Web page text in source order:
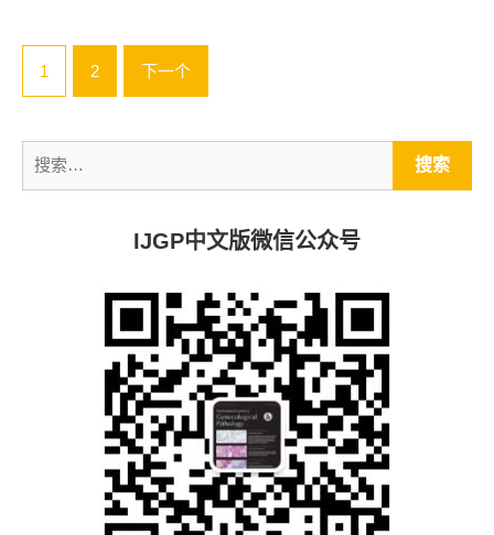
文
章
航
1 2 下一个
搜
IJGP中文版微信公众号